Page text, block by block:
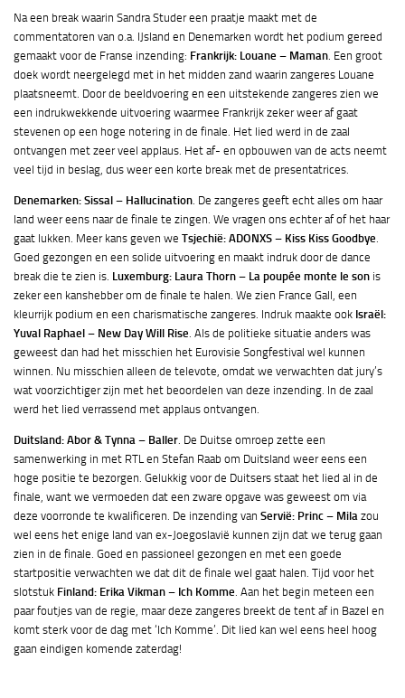
Na een break waarin Sandra Studer een praatje maakt met de
commentatoren van o.a. IJsland en Denemarken wordt het podium gereed
gemaakt voor de Franse inzending: Frankrijk: Louane – Maman . Een groot
doek wordt neergelegd met in het midden zand waarin zangeres Louane
plaatsneemt. Door de beeldvoering en een uitstekende zangeres zien we
een indrukwekkende uitvoering waarmee Frankrijk zeker weer af gaat
stevenen op een hoge notering in de finale. Het lied werd in de zaal
ontvangen met zeer veel applaus. Het af- en opbouwen van de acts neemt
veel tijd in beslag, dus weer een korte break met de presentatrices.
Denemarken: Sissal – Hallucination . De zangeres geeft echt alles om haar
land weer eens naar de finale te zingen. We vragen ons echter af of het haar
gaat lukken. Meer kans geven we Tsjechië: ADONXS – Kiss Kiss Goodbye
Goed gezongen en een solide uitvoering en maakt indruk door de dance
break die te zien is. Luxemburg: Laura Thorn – La poupée monte le son is
zeker een kanshebber om de finale te halen. We zien France Gall, een
kleurrijk podium en een charismatische zangeres. Indruk maakte ook Israël:
Yuval Raphael – New Day Will Rise . Als de politieke situatie anders was
geweest dan had het misschien het Eurovisie Songfestival wel kunnen
winnen. Nu misschien alleen de televote, omdat we verwachten dat jury’s
wat voorzichtiger zijn met het beoordelen van deze inzending. In de zaal
werd het lied verrassend met applaus ontvangen.
Duitsland: Abor & Tynna – Baller. De Duitse omroep zette een
samenwerking in met RTL en Stefan Raab om Duitsland weer eens een
hoge positie te bezorgen. Gelukkig voor de Duitsers staat het lied al in de
finale, want we vermoeden dat een zware opgave was geweest om via
deze voorronde te kwalificeren. De inzending van Servië: Princ – Mila zou
wel eens het enige land van ex-Joegoslavië kunnen zijn dat we terug gaan
zien in de finale. Goed en passioneel gezongen en met een goede
startpositie verwachten we dat dit de finale wel gaat halen. Tijd voor het
slotstuk Finland: Erika Vikman – Ich Komme. Aan het begin meteen een
paar foutjes van de regie, maar deze zangeres breekt de tent af in Bazel en
komt sterk voor de dag met ‘Ich Komme’. Dit lied kan wel eens heel hoog
gaan eindigen komende zaterdag!